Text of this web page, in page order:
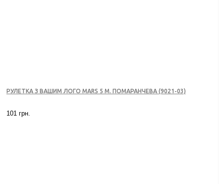
РУЛЕТКА З ВАШИМ ЛОГО MARS 5 М. ПОМАРАНЧЕВА (9021-03)
101 грн.